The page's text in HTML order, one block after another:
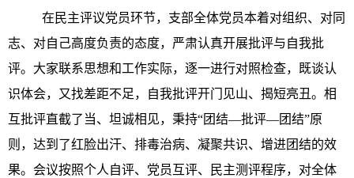
在民主评议党员环节，支部全体党员本着对组织、对同
志、对自己高度负责的态度，严肃认真开展批评与自我批
评。大家联系思想和工作实际，逐一进行对照检查，既谈认
识体会，又找差距不足，自我批评开门见山、揭短亮丑。相
互批评直截了当、坦诚相见，秉持“团结—批评—团结”原
则，达到了红脸出汗、排毒治病、凝聚共识、增进团结的效
果。会议按照个人自评、党员互评、民主测评程序，对全体